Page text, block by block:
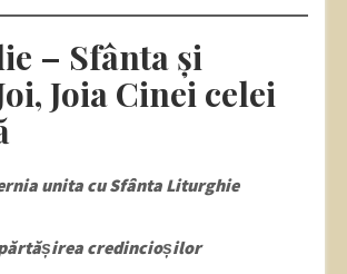
– Sfânta și
Joia Cinei celei
unita cu Sfânta Liturghie
credincioșilor